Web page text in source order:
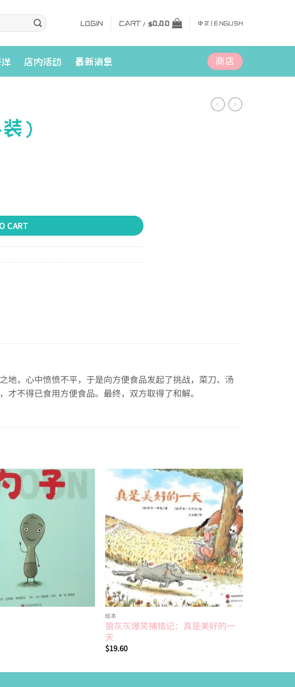
LOGIN CART / $0.00 中文 | ENGLISH
店内活动 最新消息 商店
）
CART
地，心中愤愤不平，于是向方便食品发起了挑战，菜刀、汤
不得已食用方便食品。最终，双方取得了和解。
Add to
wishlist
绘本
狼灰灰爆笑捕猎记：真是美好的一
天
$19.60